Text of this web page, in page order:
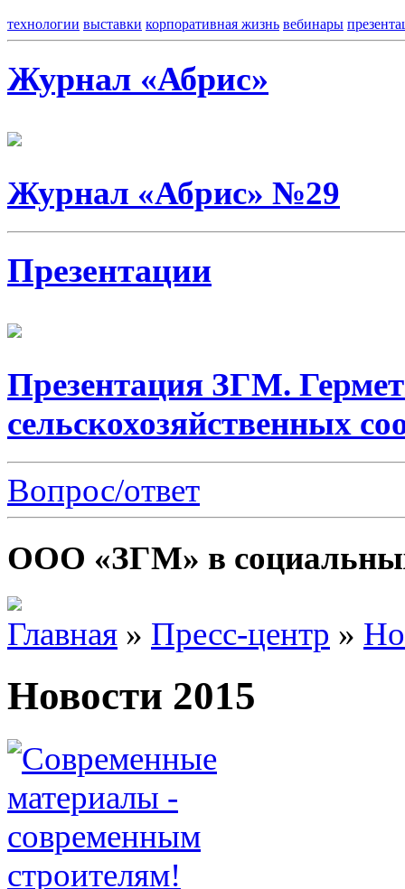
технологии выставки корпоративная жизнь вебинары
Журнал «Абрис»
Журнал «Абрис» №29
Презентации
Презентация ЗГМ.
сельскохозяйственных
Вопрос/ответ
ООО «ЗГМ» в
Главная » Пресс-центр »
Новости 2015